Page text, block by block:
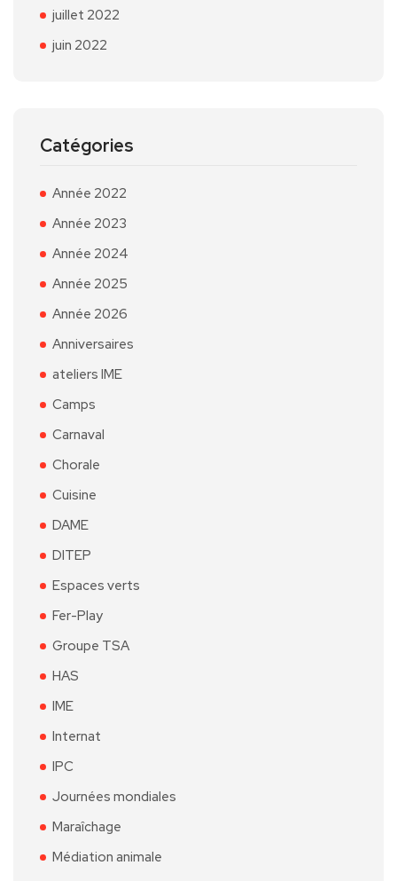
juillet 2022
juin 2022
Catégories
Année 2022
Année 2023
Année 2024
Année 2025
Année 2026
Anniversaires
ateliers IME
Camps
Carnaval
Chorale
Cuisine
DAME
DITEP
Espaces verts
Fer-Play
Groupe TSA
HAS
IME
Internat
IPC
Journées mondiales
Maraîchage
Médiation animale